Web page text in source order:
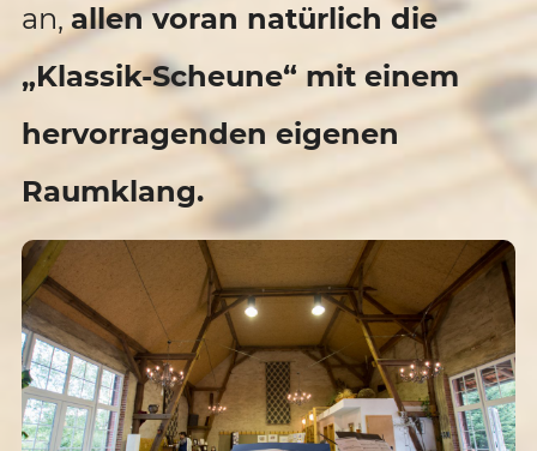
an, allen voran natürlich die
„Klassik-Scheune“ mit einem
hervorragenden eigenen
Raumklang.